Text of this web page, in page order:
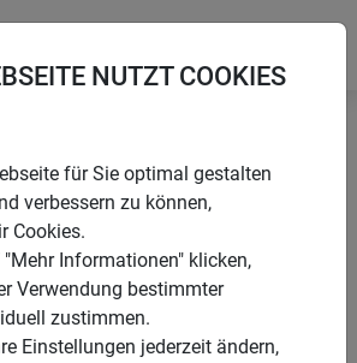
& Vliese aus Naturmaterialien
NUTZT COOKIES
für Sie optimal gestalten
verbessern zu können,
Cookies.
Informationen" klicken,
Verwendung bestimmter
zustimmen.
Einstellungen jederzeit ändern,